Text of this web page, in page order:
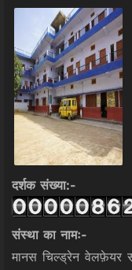
दर्शक संख्या:-
संस्था का नामः-
मानस चिल्ड्रेन वेलफ़ेयर